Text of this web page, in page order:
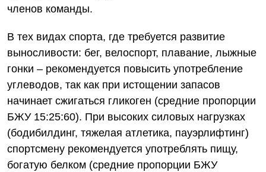
членов команды.
В тех видах спорта, где требуется развитие
выносливости: бег, велоспорт, плавание, лыжные
гонки – рекомендуется повысить употребление
углеводов, так как при истощении запасов
начинает сжигаться гликоген (средние пропорции
БЖУ 15:25:60). При высоких силовых нагрузках
(бодибилдинг, тяжелая атлетика, пауэрлифтинг)
спортсмену рекомендуется употреблять пищу,
богатую белком (средние пропорции БЖУ